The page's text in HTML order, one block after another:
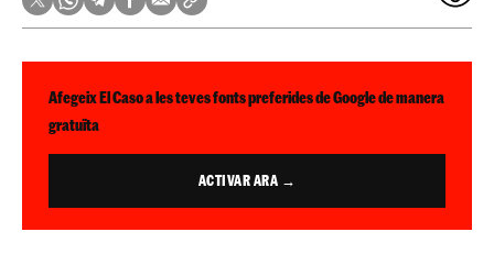
Afegeix El Caso a les teves fonts preferides de Google de manera
gratuïta
ACTIVAR ARA →